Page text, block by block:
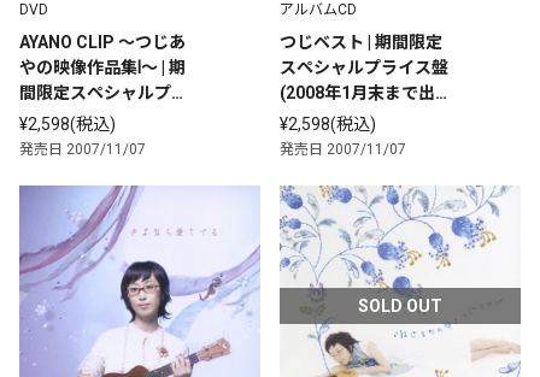
DVD
AYANO CLIP ～つじあ
やの映像作品集Ⅰ～ | 期
間限定スペシャルプラ
イス版(2008年1月末
¥2,598(税込)
発売日 2007/11/07
アルバムCD
つじベスト | 期間限定
スペシャルプライス盤
(2008年1月末まで出
荷)
¥2,598(税込)
発売日 2007/11/07
SOLD OUT